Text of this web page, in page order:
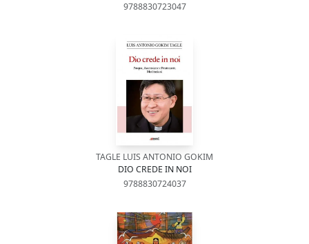
9788830723047
TAGLE LUIS ANTONIO GOKIM
DIO CREDE IN NOI
9788830724037